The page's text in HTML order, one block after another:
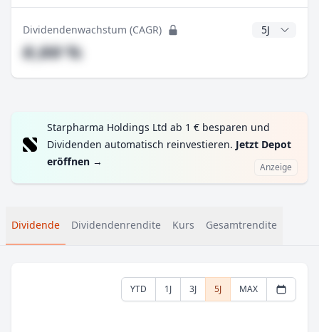
Dividendenwachstum (CAGR) CAGR Jahre
#,## %
Starpharma Holdings Ltd ab 1 € besparen und
Dividenden automatisch reinvestieren. Jetzt Depot
eröffnen → Anzeige
Dividende Dividendenrendite Kurs Gesamtrendite
YTD 1J 3J 5J MAX